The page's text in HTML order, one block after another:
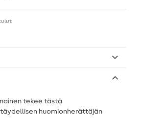
tekee tästä
huomionherättäjän